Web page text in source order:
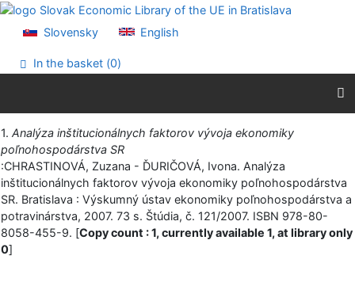
Go to content
Accessibility declaration
Slovensky English
In the basket (0)
Print
1. Analýza inštitucionálnych faktorov vývoja ekonomiky
poľnohospodárstva SR
:CHRASTINOVÁ, Zuzana - ĎURIČOVÁ, Ivona. Analýza
inštitucionálnych faktorov vývoja ekonomiky poľnohospodárstva
SR. Bratislava : Výskumný ústav ekonomiky poľnohospodárstva a
potravinárstva, 2007. 73 s. Štúdia, č. 121/2007. ISBN 978-80-
8058-455-9. [Copy count : 1, currently available 1, at library only
0]